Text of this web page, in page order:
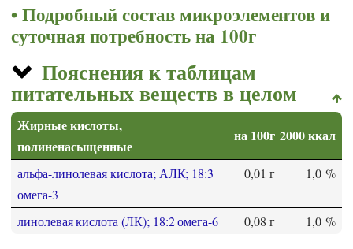
Подробный состав микроэлементов и
суточная потребность на 100г
Пояснения к таблицам
питательных веществ в целом
Жирные кислоты,
полиненасыщенные
на 100г 2000 ккал
альфа-линолевая кислота; АЛК; 18:3
омега-3
0,01 г 1,0 %
линолевая кислота (ЛК); 18:2 омега-6 0,08 г 1,0 %